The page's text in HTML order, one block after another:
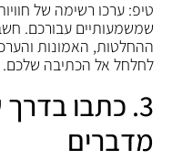
טיפ: ערכו רשימה של
שמשמעותיים עבורכם.
ההחלטות, האמונות
לחלחל אל הכתיבה שלכם.
3. כתבו
מדברים